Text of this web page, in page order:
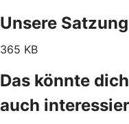
Unsere Satzung
365 KB
Das könnte
auch